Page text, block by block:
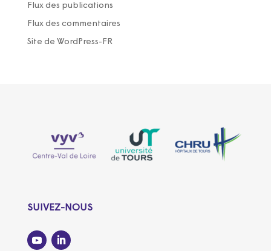
Flux des publications
Flux des commentaires
Site de WordPress-FR
SUIVEZ-NOUS